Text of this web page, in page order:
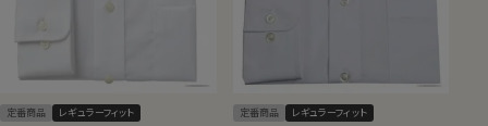
定番商品 レギュラーフィット 定番商品 レギュラーフィット